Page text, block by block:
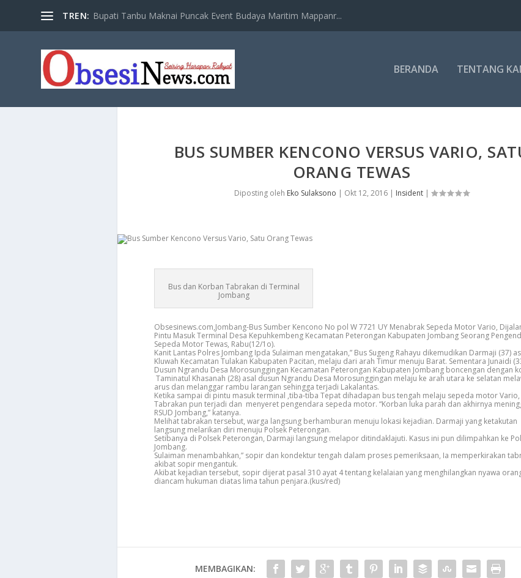
TREN: Bupati Tanbu Maknai Puncak Event Budaya Maritim Mappanr...
BERANDA TENTANG
​BUS SUMBER KENCONO VERSUS VARIO,
ORANG TEWAS
Diposting oleh Eko Sulaksono | Okt 12, 2016| Insident|
Bus dan Korban Tabrakan di Terminal
Jombang
Obsesinews.com,Jombang-Bus Sumber Kencono No pol W 7721 UY Menabrak Sepeda Motor Vario,
Pintu Masuk Terminal Desa Kepuhkembeng Kecamatan Peterongan Kabupaten Jombang Seorang
Sepeda Motor Tewas, Rabu(12/1o).
Kanit Lantas Polres Jombang Ipda Sulaiman mengatakan,” Bus Sugeng Rahayu dikemudikan Darmaji (37)
Kluwah Kecamatan Tulakan Kabupaten Pacitan, melaju dari arah Timur menuju Barat. Sementara Junaidi
Dusun Ngrandu Desa Morosunggingan Kecamatan Peterongan Kabupaten Jombang boncengan dengan
Taminatul Khasanah (28) asal dusun Ngrandu Desa Morosunggingan melaju ke arah utara ke selatan
arus dan melanggar rambu larangan sehingga terjadi Lakalantas.
Ketika sampai di pintu masuk terminal ,tiba-tiba Tepat dihadapan bus tengah melaju sepeda motor Vario,
Tabrakan pun terjadi dan menyeret pengendara sepeda motor. “Korban luka parah dan akhirnya
RSUD Jombang,” katanya.
Melihat tabrakan tersebut, warga langsung berhamburan menuju lokasi kejadian. Darmaji yang ketakutan
langsung melarikan diri menuju Polsek Peterongan.
Setibanya di Polsek Peterongan, Darmaji langsung melapor ditindaklajuti. Kasus ini pun dilimpahkan ke
Jombang.
Sulaiman menambahkan,” sopir dan kondektur tengah dalam proses pemeriksaan, Ia memperkirakan
akibat sopir mengantuk.
Akibat kejadian tersebut, sopir dijerat pasal 310 ayat 4 tentang kelalaian yang menghilangkan nyawa
diancam hukuman diatas lima tahun penjara.(kus/red)
MEMBAGIKAN: